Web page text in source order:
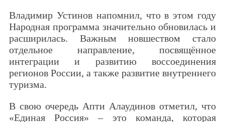
Владимир Устинов напомнил, что в этом году
Народная программа значительно обновилась и
расширилась. Важным новшеством стало
отдельное направление, посвящённое
интеграции и развитию воссоединения
регионов России, а также развитие внутреннего
туризма.
В свою очередь Апти Алаудинов отметил, что
«Единая Россия» – это команда, которая